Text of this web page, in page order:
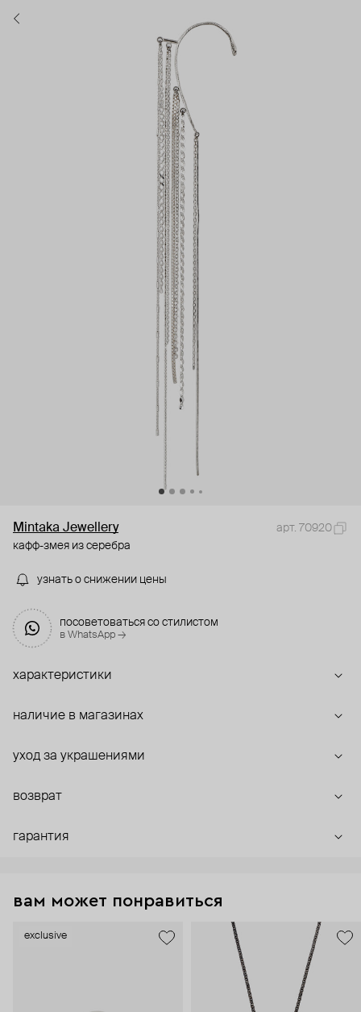
Mintaka Jewellery
арт. 70920
кафф-змея из серебра
узнать о снижении цены
посоветоваться со стилистом
в WhatsApp →
характеристики
наличие в магазинах
уход за украшениями
возврат
гарантия
вам может понравиться
exclusive